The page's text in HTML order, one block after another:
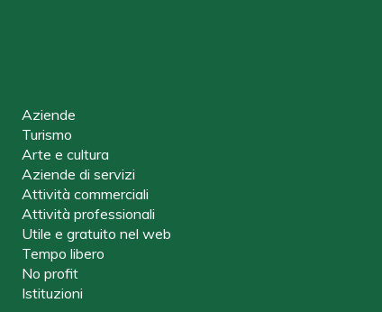
Aziende
Turismo
Arte e cultura
Aziende di servizi
Attività commerciali
Attività professionali
Utile e gratuito nel web
Tempo libero
No profit
Istituzioni